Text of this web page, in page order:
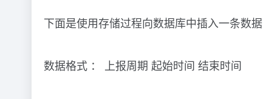
下面是使用存储过程向数据库中插入一条数据
数据格式 ： 上报周期 起始时间 结束时间